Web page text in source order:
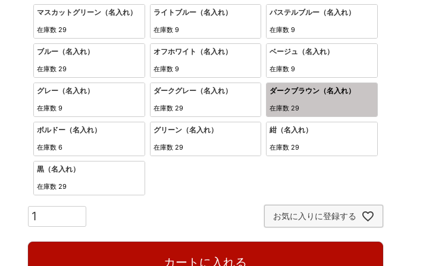
マスカットグリーン（名入れ）
在庫数 29
ライトブルー（名入れ）
在庫数 9
パステルブルー（名入れ）
在庫数 9
ブルー（名入れ）
在庫数 29
オフホワイト（名入れ）
在庫数 9
ベージュ（名入れ）
在庫数 9
グレー（名入れ）
在庫数 9
ダークグレー（名入れ）
在庫数 29
ダークブラウン（名入れ）
在庫数 29
ボルドー（名入れ）
在庫数 6
グリーン（名入れ）
在庫数 29
紺（名入れ）
在庫数 29
黒（名入れ）
在庫数 29
お気に入りに登録する
カートに入れる